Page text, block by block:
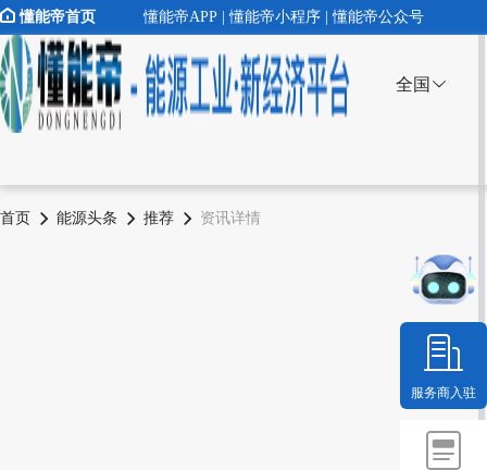
懂能帝首页 懂能帝APP | 懂能帝小程序 | 懂能帝公众号
全国
首页 能源头条 推荐 资讯详情
服务商入驻